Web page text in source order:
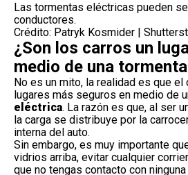
Las tormentas eléctricas pueden
conductores.
Crédito: Patryk Kosmider |
¿Son los carros un
medio de una
No es un mito, la realidad es que
lugares más seguros en medio de
eléctrica. La razón es que, al ser
la carga se distribuye por la
interna del auto.
Sin embargo, es muy importante
vidrios arriba, evitar cualquier
que no tengas contacto con